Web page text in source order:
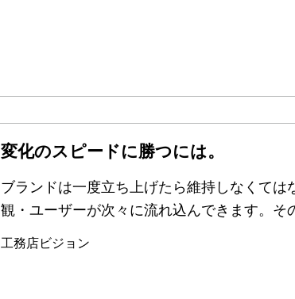
変化のスピードに勝つには。
ブランドは一度立ち上げたら維持しなくて
観・ユーザーが次々に流れ込んできます。そ
工務店ビジョン